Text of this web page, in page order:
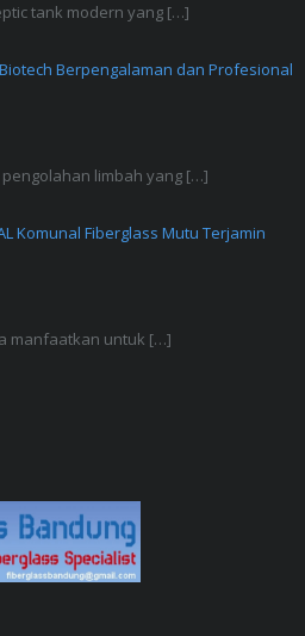
tank modern yang […]
Berpengalaman dan Profesional
limbah yang […]
Komunal Fiberglass Mutu Terjamin
manfaatkan untuk […]